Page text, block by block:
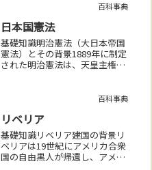
説明に注力してきた人物であ
る。意識の理論「カートゥーン
モデル」デネットは意識を多重
ドラフト（複数の情報処理プロ
セス）の集積と捉え...
百科事典
日本国憲法
基礎知識明治憲法（大日本帝国
憲法）とその背景1889年に制定
された明治憲法は、天皇主権を
法の制定経緯第二次世界大戦後
しい日本国憲法が施行され、国
民主権、...
百科事典
リベリア
基礎知識リベリア建国の背景リ
ベリアは19世紀にアメリカ合衆
国の自由黒人が帰還し、アメリ